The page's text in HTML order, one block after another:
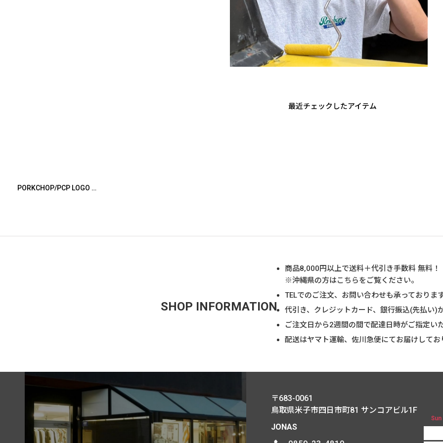
最近チェックしたアイテム
PORKCHOP/PCP LOGO TEE（ASH）［PCPロゴT-26春夏］
SHOP INFORMATION
商品8,000円以上で送料＋代引き手数料 無料！
※沖縄県の方はこちらをご覧ください。
TELでのご注文、お問い合わせも承っておりま
代引き、クレジットカード、銀行振込(先払い)
ご注文日から2週間の間で配達日時がご指定い
配送はヤマト運輸、佐川急便にてお届けしてお
〒683-0061
鳥取県米子市四日市町81 サンコアビル1F
JONAS
Sun